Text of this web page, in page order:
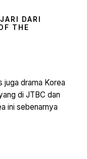
DARI
THE
juga drama Korea
di JTBC dan
ini sebenarnya